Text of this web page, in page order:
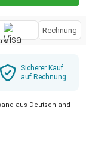
Rechnung
Sicherer Kauf
auf Rechnung
aus Deutschland